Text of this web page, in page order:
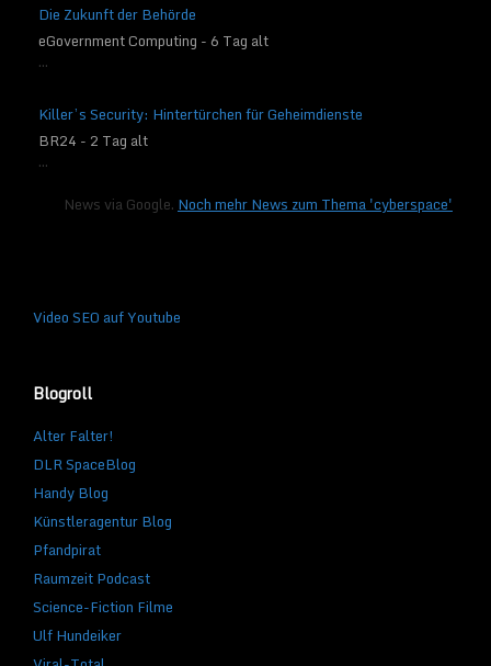
Die Zukunft der Behörde
eGovernment Computing - 6 Tag alt
...
Killer’s Security: Hintertürchen für Geheimdienste
BR24 - 2 Tag alt
...
News via Google. Noch mehr News zum Thema 'cyberspace'
Video SEO auf Youtube
Blogroll
Alter Falter!
DLR SpaceBlog
Handy Blog
Künstleragentur Blog
Pfandpirat
Raumzeit Podcast
Science-Fiction Filme
Ulf Hundeiker